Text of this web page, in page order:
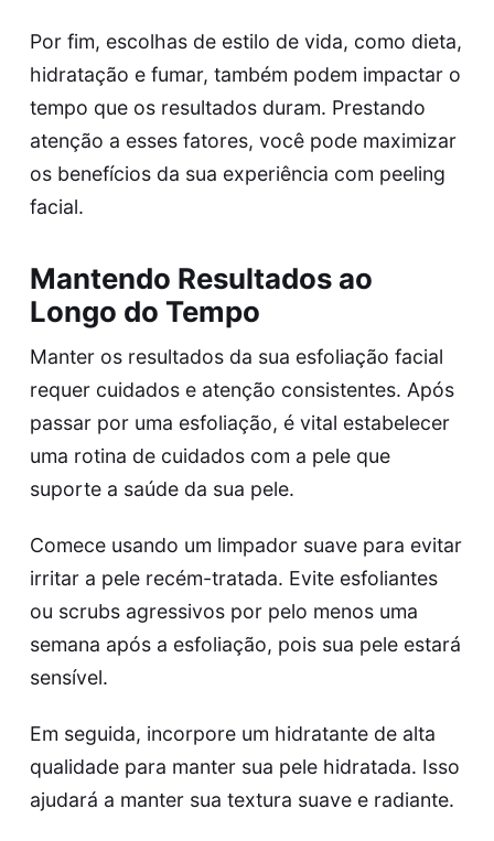
Por fim, escolhas de estilo de vida, como dieta,
hidratação e fumar, também podem impactar o
tempo que os resultados duram. Prestando
atenção a esses fatores, você pode maximizar
os benefícios da sua experiência com peeling
facial.
Mantendo Resultados ao
Longo do Tempo
Manter os resultados da sua esfoliação facial
requer cuidados e atenção consistentes. Após
passar por uma esfoliação, é vital estabelecer
uma rotina de cuidados com a pele que
suporte a saúde da sua pele.
Comece usando um limpador suave para evitar
irritar a pele recém-tratada. Evite esfoliantes
ou scrubs agressivos por pelo menos uma
semana após a esfoliação, pois sua pele estará
sensível.
Em seguida, incorpore um hidratante de alta
qualidade para manter sua pele hidratada. Isso
ajudará a manter sua textura suave e radiante.